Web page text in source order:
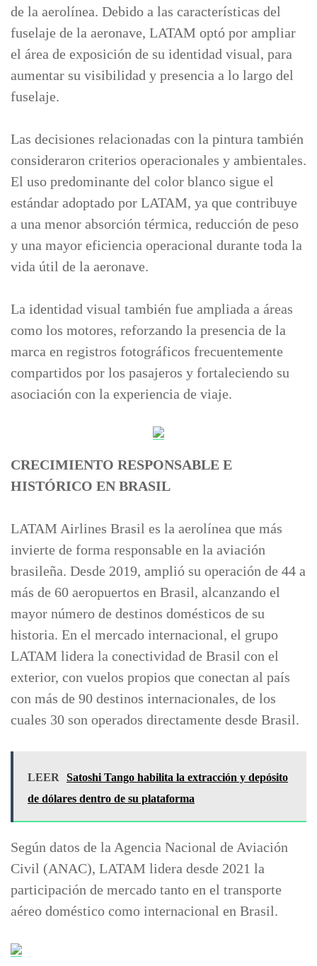
de la aerolínea. Debido a las características del
fuselaje de la aeronave, LATAM optó por ampliar
el área de exposición de su identidad visual, para
aumentar su visibilidad y presencia a lo largo del
fuselaje.
Las decisiones relacionadas con la pintura también
consideraron criterios operacionales y ambientales.
El uso predominante del color blanco sigue el
estándar adoptado por LATAM, ya que contribuye
a una menor absorción térmica, reducción de peso
y una mayor eficiencia operacional durante toda la
vida útil de la aeronave.
La identidad visual también fue ampliada a áreas
como los motores, reforzando la presencia de la
marca en registros fotográficos frecuentemente
compartidos por los pasajeros y fortaleciendo su
asociación con la experiencia de viaje.
CRECIMIENTO RESPONSABLE E
HISTÓRICO EN BRASIL
LATAM Airlines Brasil es la aerolínea que más
invierte de forma responsable en la aviación
brasileña. Desde 2019, amplió su operación de 44 a
más de 60 aeropuertos en Brasil, alcanzando el
mayor número de destinos domésticos de su
historia. En el mercado internacional, el grupo
LATAM lidera la conectividad de Brasil con el
exterior, con vuelos propios que conectan al país
con más de 90 destinos internacionales, de los
cuales 30 son operados directamente desde Brasil.
LEER
Satoshi Tango habilita la extracción y depósito
de dólares dentro de su plataforma
Según datos de la Agencia Nacional de Aviación
Civil (ANAC), LATAM lidera desde 2021 la
participación de mercado tanto en el transporte
aéreo doméstico como internacional en Brasil.